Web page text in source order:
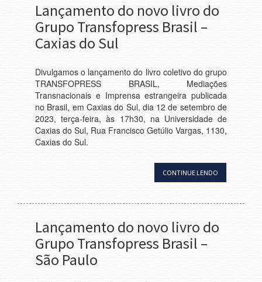
Lançamento do novo livro do
Grupo Transfopress Brasil –
Caxias do Sul
Divulgamos o lançamento do livro coletivo do grupo
TRANSFOPRESS BRASIL, Mediações
Transnacionais e Imprensa estrangeira publicada
no Brasil, em Caxias do Sul, dia 12 de setembro de
2023, terça-feira, às 17h30, na Universidade de
Caxias do Sul, Rua Francisco Getúlio Vargas, 1130,
Caxias do Sul.
CONTINUE LENDO
Lançamento do novo livro do
Grupo Transfopress Brasil –
São Paulo